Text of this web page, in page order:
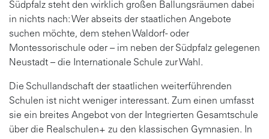
Südpfalz steht den wirklich großen Ballungsräumen dabei
in nichts nach: Wer abseits der staatlichen Angebote
suchen möchte, dem stehen Waldorf- oder
Montessorischule oder – im neben der Südpfalz gelegenen
Neustadt – die Internationale Schule zur Wahl.
Die Schullandschaft der staatlichen weiterführenden
Schulen ist nicht weniger interessant. Zum einen umfasst
sie ein breites Angebot von der Integrierten Gesamtschule
über die Realschulen+ zu den klassischen Gymnasien. In